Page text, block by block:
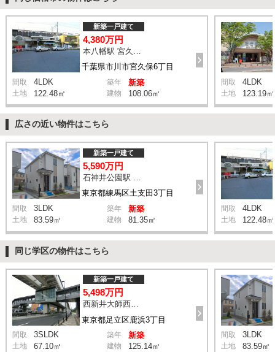
千葉県市川市宮久保6丁目
新築一戸建て
4,380万円
間取 4LDK 築年 新築
土地 122.48㎡ 建物 108.06㎡
間取 4LDK
土地 123.19㎡
広さの近い物件はこちら
東京都練馬区土支田3丁目
新築一戸建て
5,590万円
石神井公園駅 橋戸小学校 バス15分 停歩4分
間取 3LDK 築年 新築
土地 83.59㎡ 建物 81.35㎡
間取 4LDK
土地 122.48㎡
同じ学区の物件はこちら
東京都足立区鹿浜3丁目
新築一戸建て
5,498万円
西新井大師西駅 鹿浜三丁目交差点 バス14分 停歩4分
間取 3SLDK 築年 新築
土地 67.10㎡ 建物 125.14㎡
間取 3LDK
土地 83.59㎡